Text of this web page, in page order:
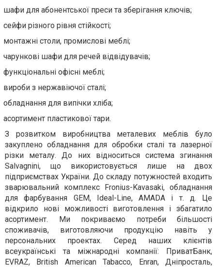
шафи для абонентської преси та зберігання ключів;
сейфи різного рівня стійкості;
монтажні столи, промислові меблі;
чарункові шафи для речей відвідувачів;
функціональні офісні меблі;
вироби з нержавіючої сталі;
обладнання для випічки хліба;
асортимент пластикової тари.
З розвитком виробництва металевих меблів було
закуплено обладнання для обробки сталі та лазерної
різки металу. До них відноситься система згинання
Salvagnini, що використовується лише на двох
підприємствах України. До складу потужностей входить
зварювальний комплекс Fronius-Kavasaki, обладнання
для фарбування GEM, Ideal-Line, АMADA і т. д. Це
відкрило нові можливості виготовлення і збагатило
асортимент. Ми покриваємо потреби більшості
споживачів, виготовляючи продукцію навіть у
персональних проектах. Серед наших клієнтів
всеукраїнські та міжнародні компанії: ПриватБанк,
EVRAZ, British American Tabacco, Enran, Дніпросталь,